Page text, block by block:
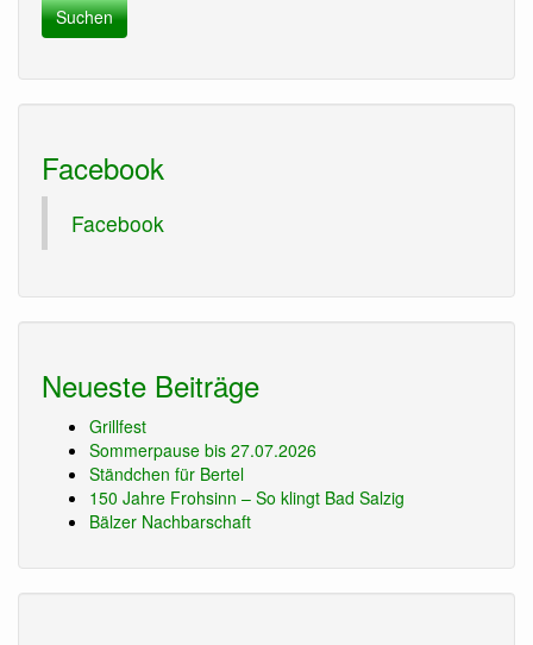
Facebook
Facebook
Neueste Beiträge
Grillfest
Sommerpause bis 27.07.2026
Ständchen für Bertel
150 Jahre Frohsinn – So klingt Bad Salzig
Bälzer Nachbarschaft